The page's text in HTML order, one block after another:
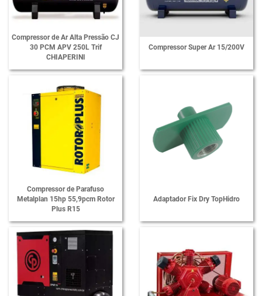
Compressor de Ar Alta Pressão CJ
30 PCM APV 250L Trif
CHIAPERINI
Compressor Super Ar 15/200V
Compressor de Parafuso
Metalplan 15hp 55,9pcm Rotor
Plus R15
Adaptador Fix Dry TopHidro